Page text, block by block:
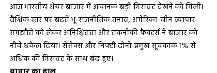
आज भारतीय शेयर बाजार में अचानक बड़ी गिरावट देखने को मिली।
वैश्विक स्तर पर बढ़ते भू-राजनीतिक तनाव, अमेरिका-चीन व्यापार
समझौते को लेकर अनिश्चितता और तकनीकी फैक्टर्स ने बाजार को
नीचे धकेल दिया। सेंसेक्स और निफ्टी दोनों प्रमुख सूचकांक 1% से
अधिक की गिरावट के साथ बंद हुए।